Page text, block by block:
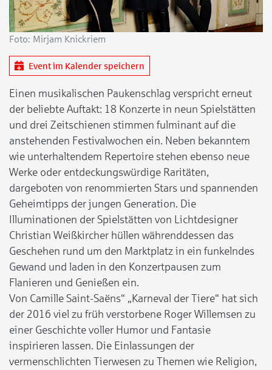
Foto: Mirjam Knickriem
Event im Kalender speichern
Einen musikalischen Paukenschlag verspricht erneut
der beliebte Auftakt: 18 Konzerte in neun Spielstätten
und drei Zeitschienen stimmen fulminant auf die
anstehenden Festivalwochen ein. Neben bekanntem
wie unterhaltendem Repertoire stehen ebenso neue
Werke oder entdeckungswürdige Raritäten,
dargeboten von renommierten Stars und spannenden
Geheimtipps der jungen Generation. Die
Illuminationen der Spielstätten von Lichtdesigner
Christian Weißkircher hüllen währenddessen das
Geschehen rund um den Marktplatz in ein funkelndes
Gewand und laden in den Konzertpausen zum
Flanieren und Genießen ein.
Von Camille Saint-Saëns“ „Karneval der Tiere“ hat sich
der 2016 viel zu früh verstorbene Roger Willemsen zu
einer Geschichte voller Humor und Fantasie
inspirieren lassen. Die Einlassungen der
vermenschlichten Tierwesen zu Themen wie Religion,